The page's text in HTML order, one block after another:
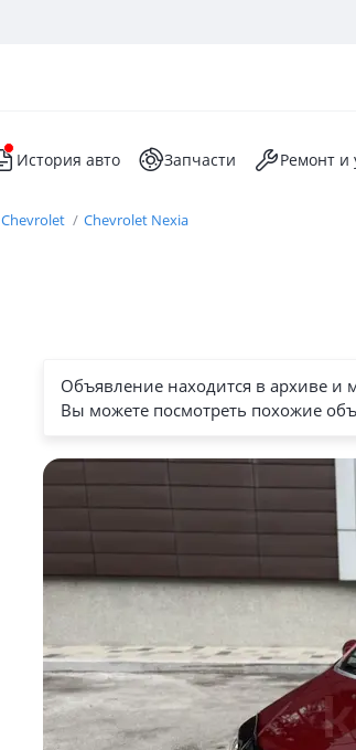
История авто Запчасти Ремонт и
Chevrolet Chevrolet Nexia
Объявление находится в архиве и
Вы можете посмотреть похожие